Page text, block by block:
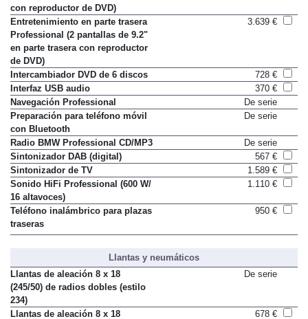
(2 pantallas de 8" en parte trasera
con reproductor de DVD)
Entretenimiento en parte trasera
Professional (2 pantallas de 9.2"
en parte trasera con reproductor
de DVD)
Intercambiador DVD de 6 discos
728 €
Interfaz USB audio
370 €
Navegación Professional
De serie
Preparación para teléfono móvil
con Bluetooth
Radio BMW Professional CD/MP3
De serie
Sintonizador DAB (digital)
567 €
Sintonizador de TV
1.589 €
Sonido HiFi Professional (600 W/
16 altavoces)
Teléfono inalámbrico para plazas
traseras
Llantas y neumáticos
Llantas de aleación 8 x 18
(245/50) de radios dobles (estilo
234)